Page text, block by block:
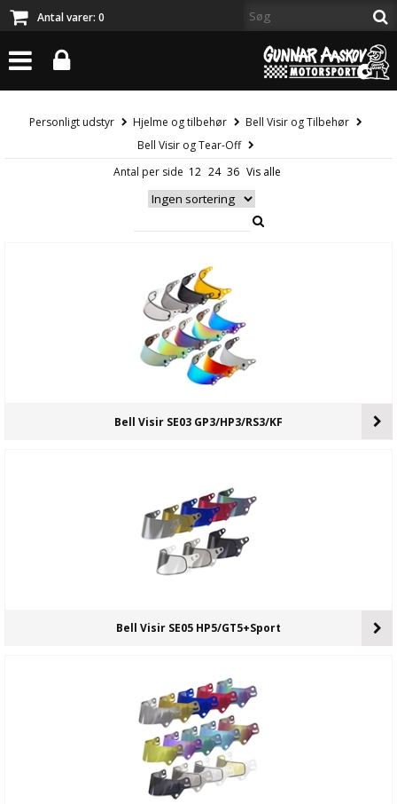
Antal varer: 0
Personligt udstyr Hjelme og tilbehør
Bell Visir og Tilbehør
Bell Visir og Tear-Off
Antal per side
Bell Visir SE03 GP3/HP3/RS3/KF
Bell Visir SE05 HP5/GT5+Sport